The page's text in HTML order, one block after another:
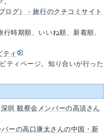
ログ） - 旅行のクチコミサイト
時期順、いいね順、新着順、
ティ
ティページ。知り合いが行った
圳 観察会メンバーの高須さん
ーの高口康太さんの中国・新